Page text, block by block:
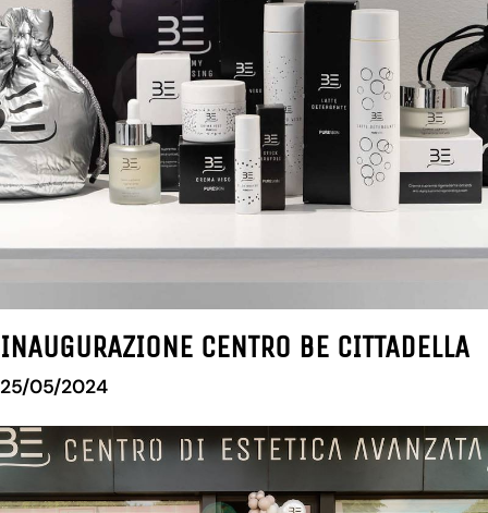
INAUGURAZIONE CENTRO BE CITTADELLA
25/05/2024